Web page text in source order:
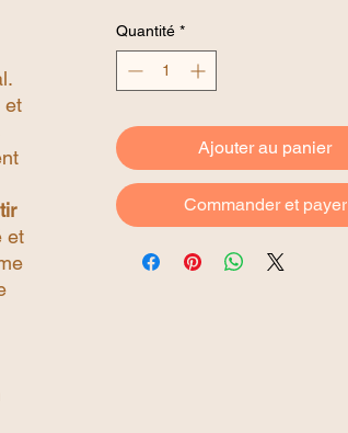
et
et
Quantité *
Ajouter au panier
Commander et payer